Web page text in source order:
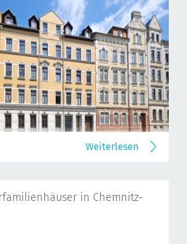
Weiterlesen
in Chemnitz-